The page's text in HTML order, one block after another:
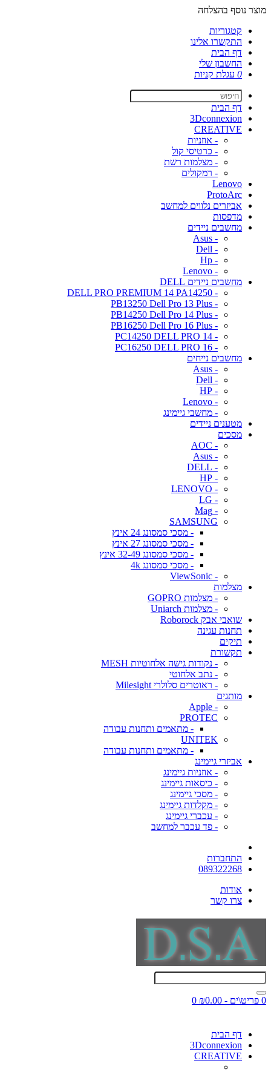
מוצר נוסף בהצלחה
קטגוריות
התקשרו אלינו
דף הבית
החשבון שלי
0 עגלת קניות
דף הבית
3Dconnexion
CREATIVE
- אוזניות
- כרטיסי קול
- מצלמות רשת
- רמקולים
Lenovo
ProtoArc
אביזרים נלווים למחשב
מדפסות
מחשבים ניידים
- Asus
- Dell
- Hp
- Lenovo
מחשבים ניידים DELL
- DELL PRO PREMIUM 14 PA14250
- PB13250 Dell Pro 13 Plus
- PB14250 Dell Pro 14 Plus
- PB16250 Dell Pro 16 Plus
- PC14250 DELL PRO 14
- PC16250 DELL PRO 16
מחשבים נייחים
- Asus
- Dell
- HP
- Lenovo
- מחשבי גיימינג
מטענים ניידים
מסכים
- AOC
- Asus
- DELL
- HP
- LENOVO
- LG
- Mag
SAMSUNG
- מסכי סמסונג 24 אינץ
- מסכי סמסונג 27 אינץ
- מסכי סמסונג 32-49 אינץ
- מסכי סמסונג 4k
- ViewSonic
מצלמות
- מצלמות GOPRO
- מצלמות Uniarch
שואבי אבק Roborock
תחנות עגינה
תיקים
תקשורת
- נקודות גישה אלחוטיות MESH
- נתב אלחוטי
- ראוטרים סלולרי Milesight
מותגים
- Apple
PROTEC
- מתאמים ותחנות עבודה
UNITEK
- מתאמים ותחנות עבודה
אביזרי גיימינג
- אוזניות גיימינג
- כיסאות גיימינג
- מסכי גיימינג
- מקלדות גיימינג
- עכברי גיימינג
- פד עכבר למחשב
התחברות
089322268
אודות
צרו קשר
0 פריט\ים - ₪0.00 0
דף הבית
3Dconnexion
CREATIVE